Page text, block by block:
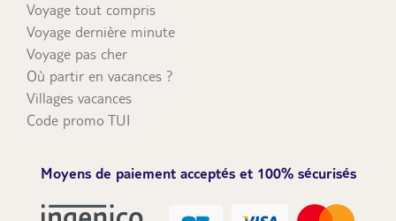
Voyage tout compris
Voyage dernière minute
Voyage pas cher
Où partir en vacances ?
Villages vacances
Code promo TUI
Moyens de paiement acceptés et 100% sécurisés